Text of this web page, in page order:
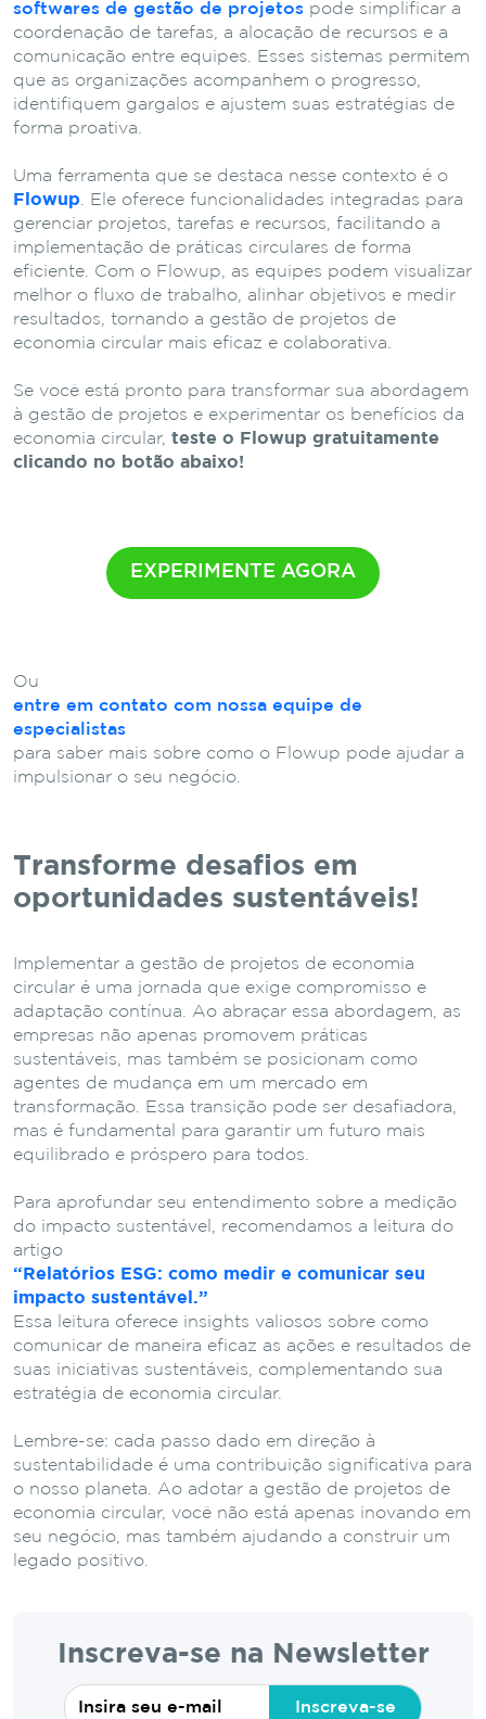
softwares de gestão de projetos pode simplificar a
coordenação de tarefas, a alocação de recursos e a
comunicação entre equipes. Esses sistemas permitem
que as organizações acompanhem o progresso,
identifiquem gargalos e ajustem suas estratégias de
forma proativa.
Uma ferramenta que se destaca nesse contexto é o
Flowup . Ele oferece funcionalidades integradas para
gerenciar projetos, tarefas e recursos, facilitando a
implementação de práticas circulares de forma
eficiente. Com o Flowup, as equipes podem visualizar
melhor o fluxo de trabalho, alinhar objetivos e medir
resultados, tornando a gestão de projetos de
economia circular mais eficaz e colaborativa.
Se você está pronto para transformar sua abordagem
à gestão de projetos e experimentar os benefícios da
economia circular, teste o Flowup gratuitamente
clicando no botão abaixo!
EXPERIMENTE AGORA
Ou
entre em contato com nossa equipe de
especialistas
para saber mais sobre como o Flowup pode ajudar a
impulsionar o seu negócio.
Transforme desafios em
oportunidades sustentáveis!
Implementar a gestão de projetos de economia
circular é uma jornada que exige compromisso e
adaptação contínua. Ao abraçar essa abordagem, as
empresas não apenas promovem práticas
sustentáveis, mas também se posicionam como
agentes de mudança em um mercado em
transformação. Essa transição pode ser desafiadora,
mas é fundamental para garantir um futuro mais
equilibrado e próspero para todos.
Para aprofundar seu entendimento sobre a medição
do impacto sustentável, recomendamos a leitura do
artigo
“Relatórios ESG: como medir e comunicar seu
impacto sustentável.”
Essa leitura oferece insights valiosos sobre como
comunicar de maneira eficaz as ações e resultados de
suas iniciativas sustentáveis, complementando sua
estratégia de economia circular.
Lembre-se: cada passo dado em direção à
sustentabilidade é uma contribuição significativa para
o nosso planeta. Ao adotar a gestão de projetos de
economia circular, você não está apenas inovando em
seu negócio, mas também ajudando a construir um
legado positivo.
Inscreva-se na Newsletter
Inscreva-se